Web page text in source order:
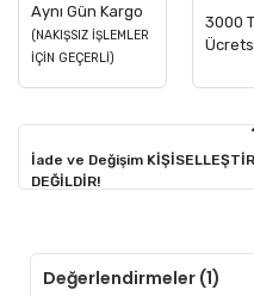
Aynı Gün Kargo
(NAKIŞSIZ İŞLEMLER
İÇİN GEÇERLİ)
3000
İade ve Değişim
DEĞİLDİR!
Değerlendirmeler (1)